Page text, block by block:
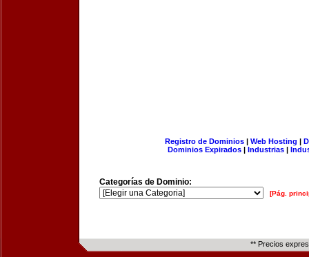
Registro de Dominios| Web Hosting |
Dominios Expirados | Industrias |
Categorías de Dominio:
[Pág.
** Precios